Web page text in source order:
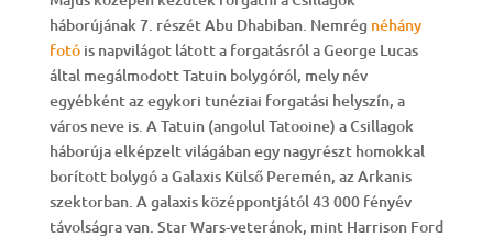
háborújának 7. részét Abu Dhabiban. Nemrég néhány
fotóis napvilágot látott a forgatásról a George Lucas
által megálmodott Tatuin bolygóról, mely név
egyébként az egykori tunéziai forgatási helyszín, a
város neve is. A Tatuin (angolul Tatooine) a Csillagok
háborúja elképzelt világában egy nagyrészt homokkal
borított bolygó a Galaxis Külső Peremén, az Arkanis
szektorban. A galaxis középpontjától 43 000 fényév
távolságra van. Star Wars-veteránok, mint Harrison Ford